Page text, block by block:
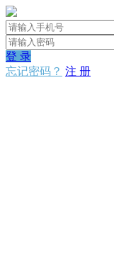
登 录
忘记密码？ 注 册